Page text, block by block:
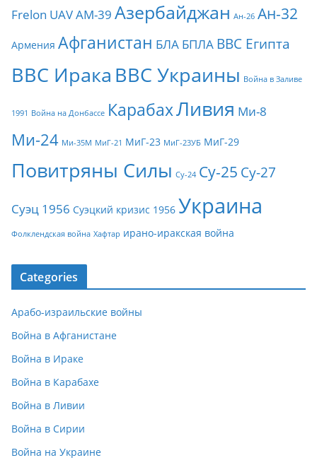
Frelon UAVАМ-39 Азербайджан Ан-26 Ан-32
Армения Афганистан БЛА БПЛА ВВС Египта
ВВС Ирака ВВС Украины Война в Заливе
1991 Война на Донбассе КарабахЛивия Ми-8
Ми-24 Ми-35М МиГ-21 МиГ-23 МиГ-23УБ МиГ-29
Повитряны Силы Су-24 Су-25 Су-27
Суэц 1956 Суэцкий кризис 1956 Украина
Фолклендская война Хафтар ирано-иракская война
Categories
Арабо-израильские войны
Война в Афганистане
Война в Ираке
Война в Карабахе
Война в Ливии
Война в Сирии
Война на Украине